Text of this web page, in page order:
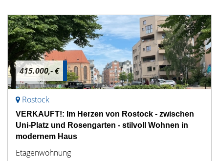
415.000,- €
Rostock
VERKAUFT!: Im Herzen von Rostock - zwischen
Uni-Platz und Rosengarten - stilvoll Wohnen in
modernem Haus
Etagenwohnung